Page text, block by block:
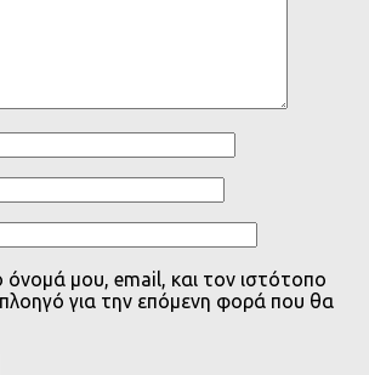
μου, email, και τον ιστότοπο
για την επόμενη φορά που θα